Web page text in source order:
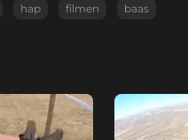
hap filmen baas